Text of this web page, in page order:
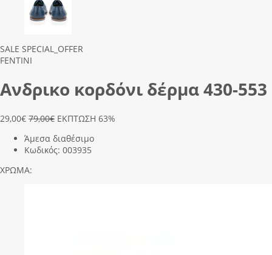
Previous
Next
SALE SPECIAL_OFFER
FENTINI
Ανδρικο κορδόνι δέρμα 430-553
29,00€ 79,00€ ΕΚΠΤΩΣΗ 63%
Άμεσα διαθέσιμο
Κωδικός: 003935
ΧΡΩΜΑ: